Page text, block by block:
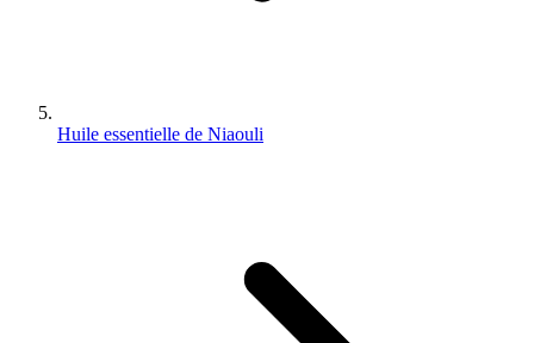
Huile essentielle de Niaouli